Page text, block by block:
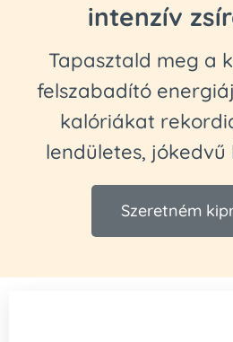
intenzív
Tapasztald meg a
felszabadító
kalóriákat
lendületes, jókedvű
Szeretném